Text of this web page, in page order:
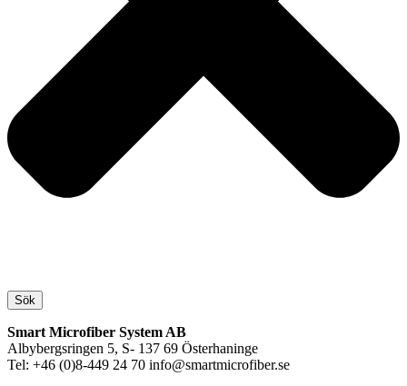
Sök
Smart Microfiber System AB
Albybergsringen 5, S- 137 69 Österhaninge
Tel: +46 (0)8-449 24 70 info@smartmicrofiber.se